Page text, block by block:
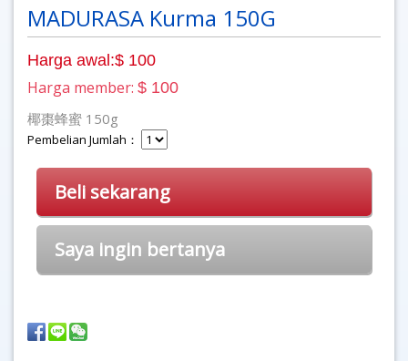
MADURASA Kurma 150G
Harga awal:$ 100
Harga member: $ 100
椰棗蜂蜜 150g
Pembelian Jumlah：
Beli sekarang
Saya ingin bertanya